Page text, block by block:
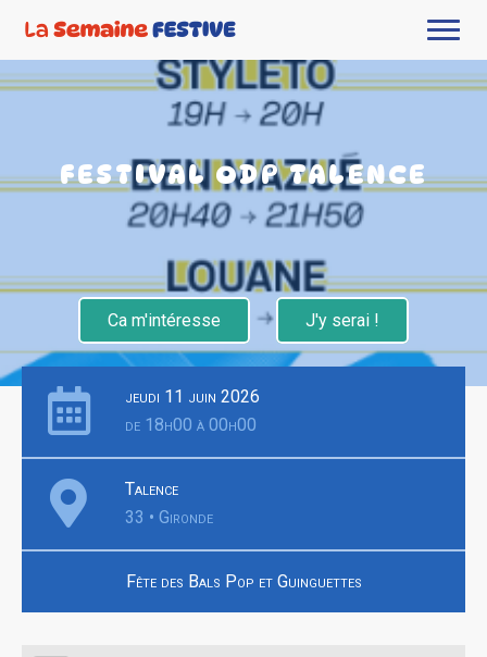
FESTIVAL ODP TALENCE
Ca m'intéresse J'y serai !
jeudi 11 juin 2026
de 18h00 à 00h00
Talence
33 • Gironde
Fête des Bals Pop et Guinguettes